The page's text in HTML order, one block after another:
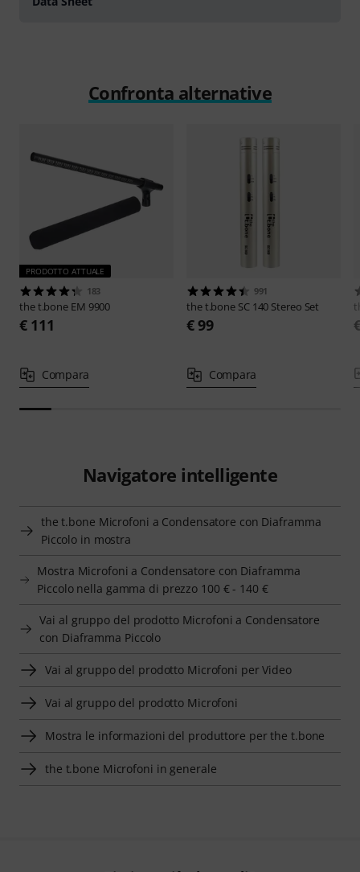
Confronta alternative
PRODOTTO ATTUALE
183
the t.bone EM 9900
€ 111
Compara
991
the t.bone SC 140 Stereo Set
€ 99
Compara
Navigatore intelligente
the t.bone Microfoni a Condensatore con Diaframma
Piccolo in mostra
Mostra Microfoni a Condensatore con Diaframma
Piccolo nella gamma di prezzo 100 € - 140 €
Vai al gruppo del prodotto Microfoni a Condensatore
con Diaframma Piccolo
Vai al gruppo del prodotto Microfoni per Video
Vai al gruppo del prodotto Microfoni
Mostra le informazioni del produttore per the t.bone
the t.bone Microfoni in generale